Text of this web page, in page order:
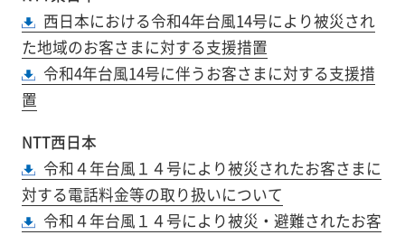
西日本における令和4年台風14号により被災され
た地域のお客さまに対する支援措置
令和4年台風14号に伴うお客さまに対する支援措
置
NTT西日本
令和４年台風１４号により被災されたお客さまに
対する電話料金等の取り扱いについて
令和４年台風１４号により被災・避難されたお客